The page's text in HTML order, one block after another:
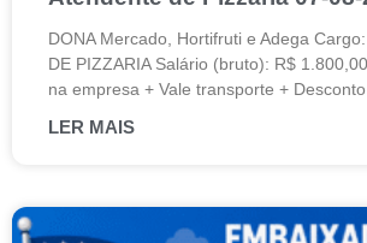
DONA Mercado, Hortifruti e Adega
DE PIZZARIA Salário (bruto): R$
na empresa + Vale transporte +
LER MAIS